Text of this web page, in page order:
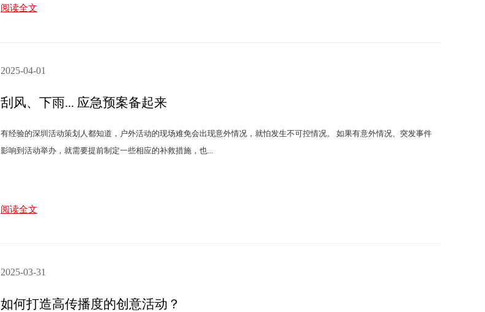
阅读全文
2025-04-01
刮风、下雨... 应急预案备起来
有经验的深圳活动策划人都知道，户外活动的现场难免会出现意外情况，就怕发生不可控情况。 如果有意外情况、突发事件
影响到活动举办，就需要提前制定一些相应的补救措施，也...
阅读全文
2025-03-31
如何打造高传播度的创意活动？